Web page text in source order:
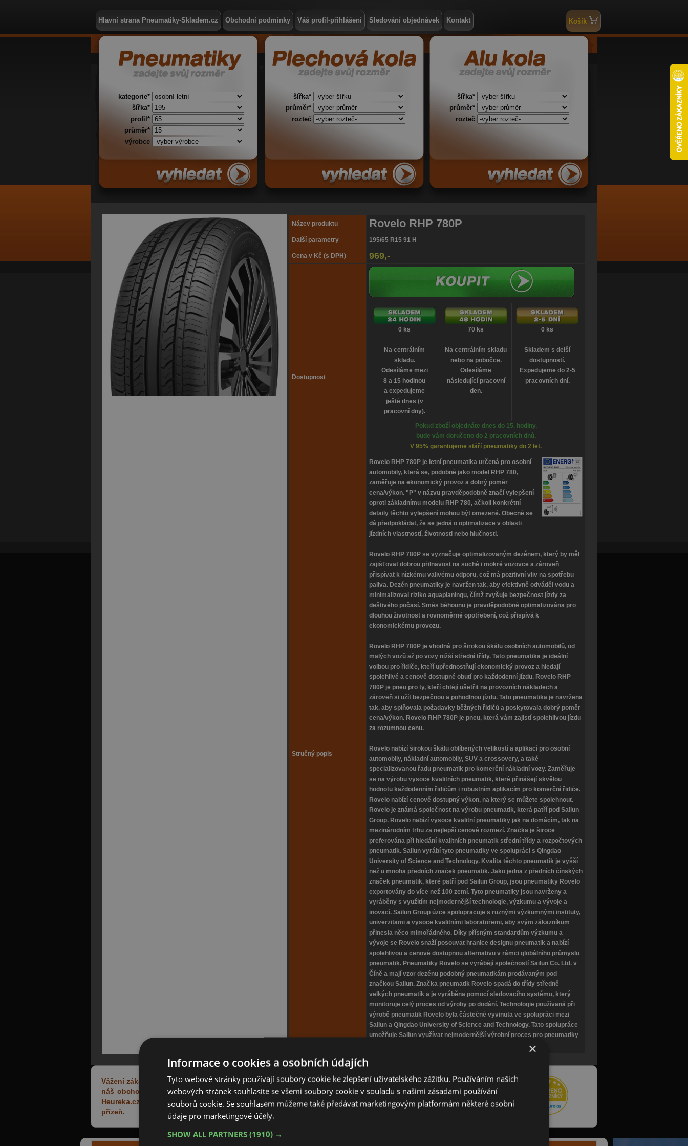
Hlavní strana Pneumatiky-Skladem.cz Obchodní podmínky Váš profil-přihlášení Sledování objednávek Kontakt Košík
kategorie*
šířka*
profil*
průměr*
výrobce
šířka*
průměr*
rozteč
šířka*
průměr*
rozteč
Název produktu Rovelo RHP 780P
Další parametry 195/65 R15 91 H
Cena v Kč (s DPH) 969,-
Dostupnost
0 ks
Na centrálním
skladu.
Odesíláme mezi
8 a 15 hodinou
a expedujeme
ještě dnes (v
pracovní dny).
70 ks
Na centrálním skladu
nebo na pobočce.
Odesíláme
následující pracovní
den.
0 ks
Skladem s delší
dostupností.
Expedujeme do 2-5
pracovních dní.
Pokud zboží objednáte dnes do 15. hodiny,
bude vám doručeno do 2 pracovních dnů.
V 95% garantujeme stáří pneumatiky do 2 let.
Stručný popis
Rovelo RHP 780P je letní pneumatika určená pro osobní
automobily, která se, podobně jako model RHP 780,
zaměřuje na ekonomický provoz a dobrý poměr
cena/výkon. "P" v názvu pravděpodobně značí vylepšení
oproti základnímu modelu RHP 780, ačkoli konkrétní
detaily těchto vylepšení mohou být omezené. Obecně se
dá předpokládat, že se jedná o optimalizace v oblasti
jízdních vlastností, životnosti nebo hlučnosti.
Rovelo RHP 780P se vyznačuje optimalizovaným dezénem, který by měl
zajišťovat dobrou přilnavost na suché i mokré vozovce a zároveň
přispívat k nízkému valivému odporu, což má pozitivní vliv na spotřebu
paliva. Dezén pneumatiky je navržen tak, aby efektivně odváděl vodu a
minimalizoval riziko aquaplaningu, čímž zvyšuje bezpečnost jízdy za
deštivého počasí. Směs běhounu je pravděpodobně optimalizována pro
dlouhou životnost a rovnoměrné opotřebení, což přispívá k
ekonomickému provozu.
Rovelo RHP 780P je vhodná pro širokou škálu osobních automobilů, od
malých vozů až po vozy nižší střední třídy. Tato pneumatika je ideální
volbou pro řidiče, kteří upřednostňují ekonomický provoz a hledají
spolehlivé a cenově dostupné obutí pro každodenní jízdu. Rovelo RHP
780P je pneu pro ty, kteří chtějí ušetřit na provozních nákladech a
zároveň si užít bezpečnou a pohodlnou jízdu. Tato pneumatika je navržena
tak, aby splňovala požadavky běžných řidičů a poskytovala dobrý poměr
cena/výkon. Rovelo RHP 780P je pneu, která vám zajistí spolehlivou jízdu
za rozumnou cenu.
Rovelo nabízí širokou škálu oblíbených velikostí a aplikací pro osobní
automobily, nákladní automobily, SUV a crossovery, a také
specializovanou řadu pneumatik pro komerční nákladní vozy. Zaměřuje
se na výrobu vysoce kvalitních pneumatik, které přinášejí skvělou
hodnotu každodenním řidičům i robustním aplikacím pro komerční řidiče.
Rovelo nabízí cenově dostupný výkon, na který se můžete spolehnout.
Rovelo je známá společnost na výrobu pneumatik, která patří pod Sailun
Group. Rovelo nabízí vysoce kvalitní pneumatiky jak na domácím, tak na
mezinárodním trhu za nejlepší cenové rozmezí. Značka je široce
preferována při hledání kvalitních pneumatik střední třídy a rozpočtových
pneumatik. Sailun vyrábí tyto pneumatiky ve spolupráci s Qingdao
University of Science and Technology. Kvalita těchto pneumatik je vyšší
než u mnoha předních značek pneumatik. Jako jedna z předních čínských
značek pneumatik, které patří pod Sailun Group, jsou pneumatiky Rovelo
exportovány do více než 100 zemí. Tyto pneumatiky jsou navrženy a
vyráběny s využitím nejmodernější technologie, výzkumu a vývoje a
inovací. Sailun Group úzce spolupracuje s různými výzkumnými instituty,
univerzitami a vysoce kvalitními laboratořemi, aby svým zákazníkům
přinesla něco mimořádného. Díky přísným standardům výzkumu a
vývoje se Rovelo snaží posouvat hranice designu pneumatik a nabízí
spolehlivou a cenově dostupnou alternativu v rámci globálního průmyslu
pneumatik. Pneumatiky Rovelo se vyrábějí společností Sailun Co. Ltd. v
Číně a mají vzor dezénu podobný pneumatikám prodávaným pod
značkou Sailun. Značka pneumatik Rovelo spadá do třídy středně
velkých pneumatik a je vyráběna pomocí sledovacího systému, který
monitoruje celý proces od výroby po dodání. Technologie používaná při
výrobě pneumatik Rovelo byla částečně vyvinuta ve spolupráci mezi
Sailun a Qingdao University of Science and Technology. Tato spolupráce
umožňuje Sailun využívat nejmodernější výrobní proces pro pneumatiky
Vážení zákazníci,
náš obchod Pneumatiky-Skladem.cz získal prestižní certifikát "Ověřeno zákazníky" populárního vyhledávače zboží
Heureka.cz. Tento certifikát je vydáván na základě spokojených reakcí našich zákazníků. Děkujeme za důvěru a
přízeň.
×
Informace o cookies a osobních údajích
Tyto webové stránky používají soubory cookie ke zlepšení uživatelského zážitku. Používáním našich
webových stránek souhlasíte se všemi soubory cookie v souladu s našimi zásadami používání
souborů cookie. Se souhlasem můžeme také předávat marketingovým platformám některé osobní
údaje pro marketingové účely.
SHOW ALL PARTNERS (1910) →